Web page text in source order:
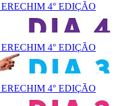
4° EDIÇÃO
4° EDIÇÃO
4° EDIÇÃO